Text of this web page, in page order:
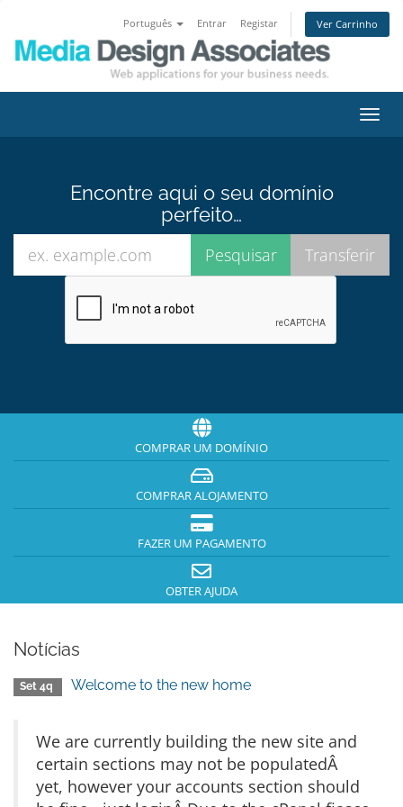
Português Entrar Registar Ver Carrinho
Encontre aqui o seu domínio
perfeito…
COMPRAR UM DOMÍNIO
COMPRAR ALOJAMENTO
FAZER UM PAGAMENTO
OBTER AJUDA
Notícias
Set 4q Welcome to the new home
We are currently building the new site and
certain sections may not be populatedÂ
yet, however your accounts section should